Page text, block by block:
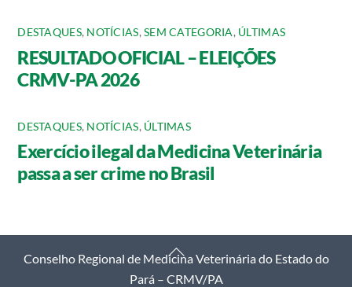
DESTAQUES, NOTÍCIAS,SEM CATEGORIA, ÚLTIMAS
RESULTADO OFICIAL – ELEIÇÕES
CRMV-PA 2026
DESTAQUES, NOTÍCIAS, ÚLTIMAS
Exercício ilegal da Medicina Veterinária
passa a ser crime no Brasil
Back
To
Conselho Regional de Medicina Veterinária do Estado do
Pará – CRMV/PA